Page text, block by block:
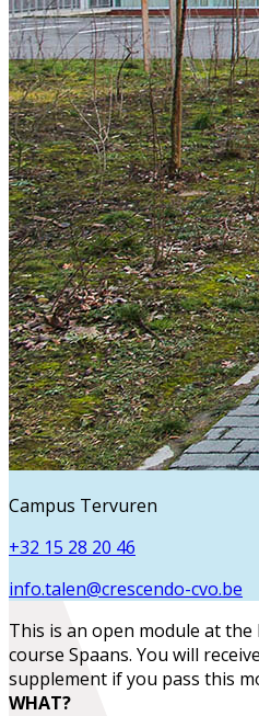
Campus Tervuren
+32 15 28 20 46
info.talen@crescendo-cvo.be
This is an open module at the
course Spaans. You will
supplement if you pass this
WHAT?